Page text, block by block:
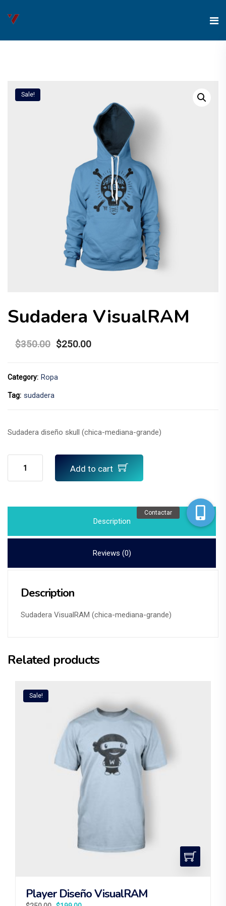
Sale!
Sudadera VisualRAM
$350.00 $250.00
Category: Ropa
Tag: sudadera
Sudadera diseño skull (chica-mediana-grande)
Add to cart
Description
Reviews (0)
Description
Sudadera VisualRAM (chica-mediana-grande)
Related products
Sale!
Player Diseño VisualRAM
Contactar